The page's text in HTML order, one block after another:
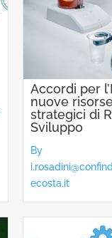
Accordi per
nuove
strategici di
Sviluppo
By
ecosta.it